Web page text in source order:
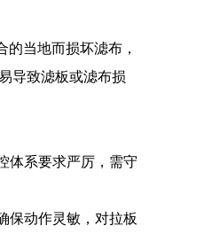
当地而损坏滤布，
导致滤板或滤布损
体系要求严厉，需守
保动作灵敏，对拉板